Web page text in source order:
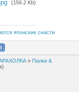
(156.2 Kb)
японские снасти
» Палки &